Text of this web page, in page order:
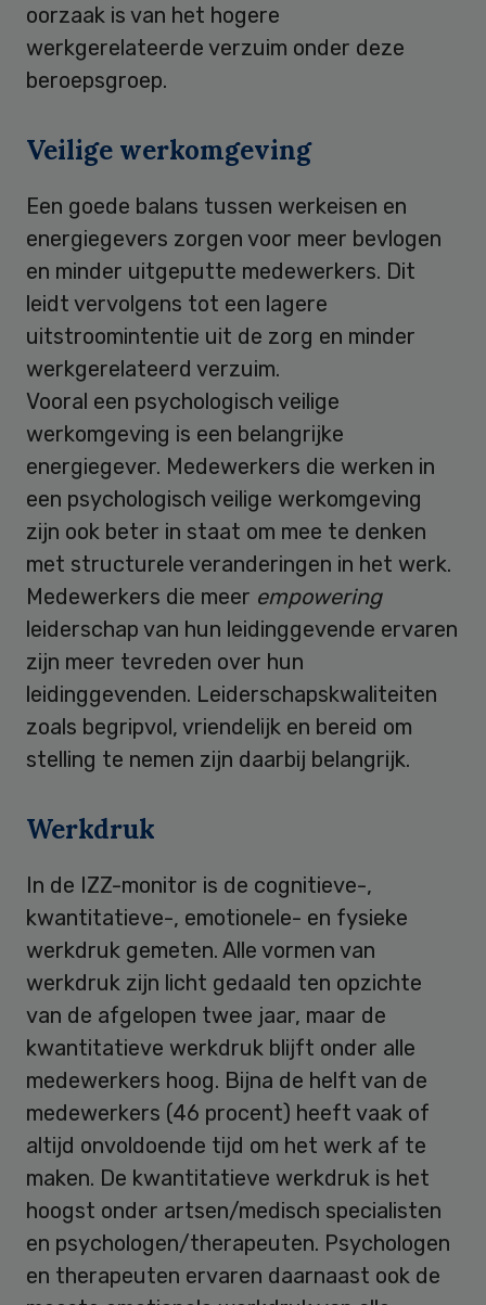
oorzaak is van het hogere
werkgerelateerde verzuim onder deze
beroepsgroep.
Veilige werkomgeving
Een goede balans tussen werkeisen en
energiegevers zorgen voor meer bevlogen
en minder uitgeputte medewerkers. Dit
leidt vervolgens tot een lagere
uitstroomintentie uit de zorg en minder
werkgerelateerd verzuim.
Vooral een psychologisch veilige
werkomgeving is een belangrijke
energiegever. Medewerkers die werken in
een psychologisch veilige werkomgeving
zijn ook beter in staat om mee te denken
met structurele veranderingen in het werk.
Medewerkers die meer empowering
leiderschap van hun leidinggevende ervaren
zijn meer tevreden over hun
leidinggevenden. Leiderschapskwaliteiten
zoals begripvol, vriendelijk en bereid om
stelling te nemen zijn daarbij belangrijk.
Werkdruk
In de IZZ-monitor is de cognitieve-,
kwantitatieve-, emotionele- en fysieke
werkdruk gemeten. Alle vormen van
werkdruk zijn licht gedaald ten opzichte
van de afgelopen twee jaar, maar de
kwantitatieve werkdruk blijft onder alle
medewerkers hoog. Bijna de helft van de
medewerkers (46 procent) heeft vaak of
altijd onvoldoende tijd om het werk af te
maken. De kwantitatieve werkdruk is het
hoogst onder artsen/medisch specialisten
en psychologen/therapeuten. Psychologen
en therapeuten ervaren daarnaast ook de